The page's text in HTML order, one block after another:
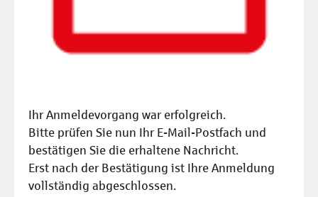
Ihr Anmeldevorgang war erfolgreich.
Bitte prüfen Sie nun Ihr E-Mail-Postfach und
bestätigen Sie die erhaltene Nachricht.
Erst nach der Bestätigung ist Ihre Anmeldung
vollständig abgeschlossen.